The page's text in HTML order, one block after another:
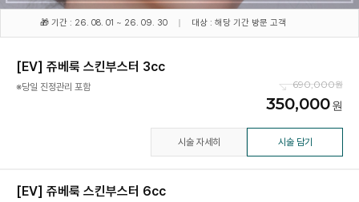
🎁 기간 : 26. 08. 01 ~ 26. 09. 30 대상 : 해당 기간 방문 고객
[EV] 쥬베룩 스킨부스터 3cc
※당일 진정관리 포함 690,000
350,000
시술 자세히 시술 담기
[EV] 쥬베룩 스킨부스터 6cc